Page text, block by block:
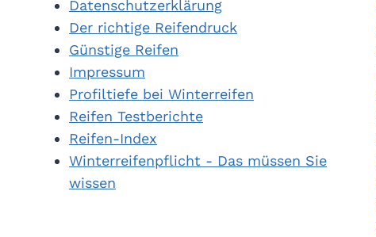
Datenschutzerklärung
Der richtige Reifendruck
Günstige Reifen
Impressum
Profiltiefe bei Winterreifen
Reifen Testberichte
Reifen-Index
Winterreifenpflicht - Das müssen Sie
wissen